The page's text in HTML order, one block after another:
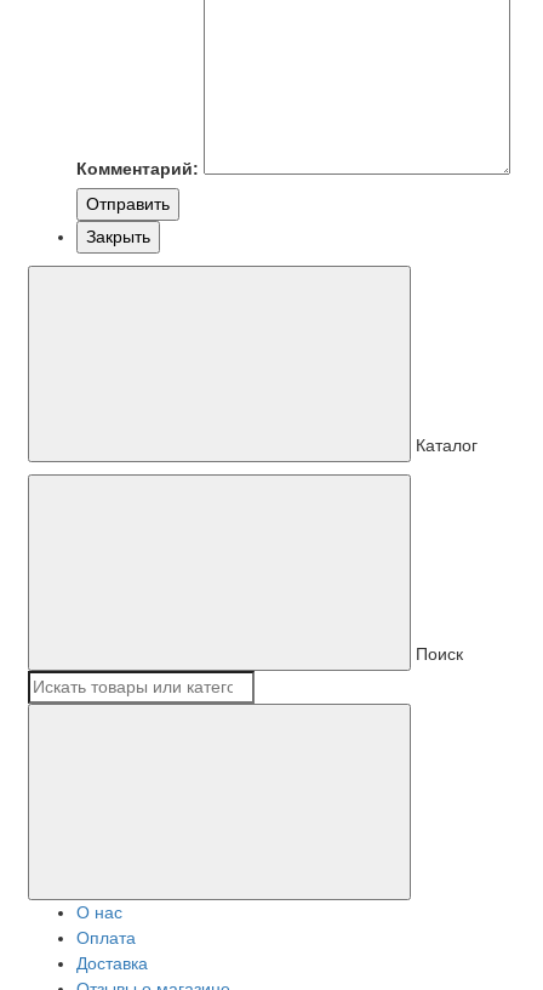
Комментарий:
Отправить
Закрыть
Каталог
Поиск
О нас
Оплата
Доставка